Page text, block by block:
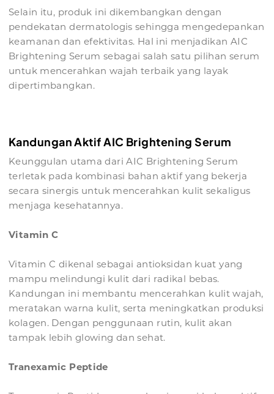
Selain itu, produk ini dikembangkan dengan
pendekatan dermatologis sehingga mengedepankan
keamanan dan efektivitas. Hal ini menjadikan AIC
Brightening Serum sebagai salah satu pilihan serum
untuk mencerahkan wajah terbaik yang layak
dipertimbangkan.
Kandungan Aktif AIC Brightening Serum
Keunggulan utama dari AIC Brightening Serum
terletak pada kombinasi bahan aktif yang bekerja
secara sinergis untuk mencerahkan kulit sekaligus
menjaga kesehatannya.
Vitamin C
Vitamin C dikenal sebagai antioksidan kuat yang
mampu melindungi kulit dari radikal bebas.
Kandungan ini membantu mencerahkan kulit wajah,
meratakan warna kulit, serta meningkatkan produksi
kolagen. Dengan penggunaan rutin, kulit akan
tampak lebih glowing dan sehat.
Tranexamic Peptide